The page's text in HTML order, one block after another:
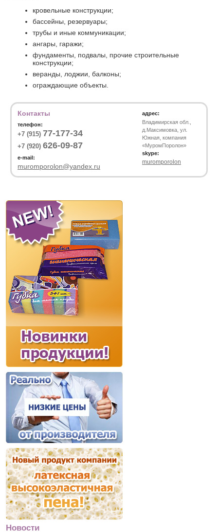
кровельные конструкции;
бассейны, резервуары;
трубы и иные коммуникации;
ангары, гаражи;
фундаменты, подвалы, прочие строительные
конструкции;
веранды, лоджии, балконы;
ограждающие объекты.
Контакты
телефон:
+7 (915) 77-177-34
+7 (920) 626-09-87
e-mail:
muromporolon@yandex.ru
адрес:
Владимирская обл.,
д.Максимовка, ул.
Южная, компания
«МуромПоролон»
skype:
muromporolon
Новости